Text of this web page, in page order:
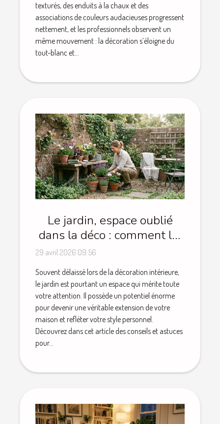
texturés, des enduits à la chaux et des
associations de couleurs audacieuses progressent
nettement, et les professionnels observent un
même mouvement : la décoration s’éloigne du
tout-blanc et...
Le jardin, espace oublié
dans la déco : comment lui
redonner du style
29 avril 2026 09:56
Souvent délaissé lors de la décoration intérieure,
le jardin est pourtant un espace qui mérite toute
votre attention. Il possède un potentiel énorme
pour devenir une véritable extension de votre
maison et refléter votre style personnel.
Découvrez dans cet article des conseils et astuces
pour...